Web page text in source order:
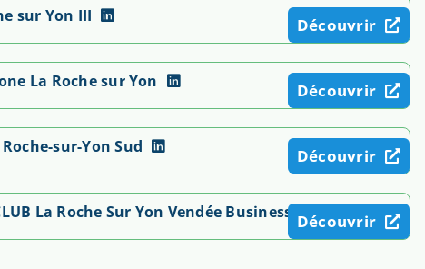
sur Yon III Découvrir
La Roche sur Yon Découvrir
Roche-sur-Yon Sud Découvrir
La Roche Sur Yon Vendée Business Découvrir